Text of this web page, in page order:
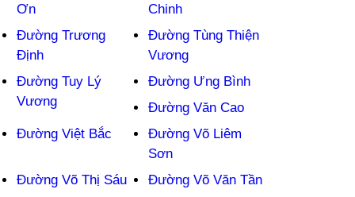
Ơn
Chinh
Đường Trương
Định
Đường Tùng Thiện
Vương
Đường Tuy Lý
Vương
Đường Ưng Bình
Đường Văn Cao
Đường Việt Bắc
Đường Võ Liêm
Sơn
Đường Võ Thị Sáu
Đường Võ Văn Tần